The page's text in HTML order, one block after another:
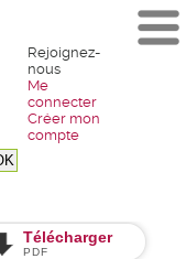
Rejoignez-
nous
Me
connecter
Créer mon
compte
Télécharger
PDF